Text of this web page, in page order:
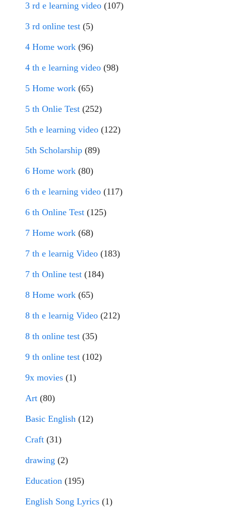
3 rd e learning video (107)
3 rd online test (5)
4 Home work (96)
4 th e learning video (98)
5 Home work (65)
5 th Onlie Test (252)
5th e learning video (122)
5th Scholarship (89)
6 Home work (80)
6 th e learning video (117)
6 th Online Test (125)
7 Home work (68)
7 th e learnig Video (183)
7 th Online test (184)
8 Home work (65)
8 th e learnig Video (212)
8 th online test (35)
9 th online test (102)
9x movies (1)
Art (80)
Basic English (12)
Craft (31)
drawing (2)
Education (195)
English Song Lyrics (1)